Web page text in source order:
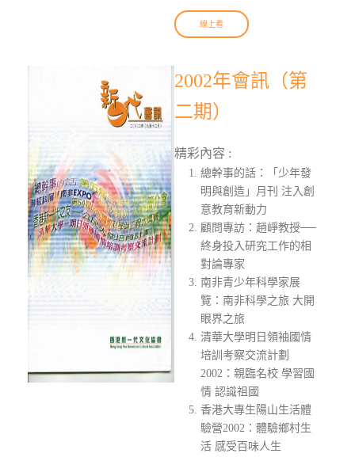
線上看
2002年會訊（第
二期）
精彩內容 :
總幹事的話：「少年發
明與創造」月刊 注入創
意教育新動力
顧問專訪：趙崢教授──
終身投入研究工作的相
對論專家
南非青少年科學家展
覽：南非科學之旅 大開
眼界之旅
清華大學明日領袖國情
培訓考察交流計劃
2002：親臨名校 學習國
情 認識祖國
香港大專生陽山生活體
驗營2002：體驗鄉村生
活 感受百味人生